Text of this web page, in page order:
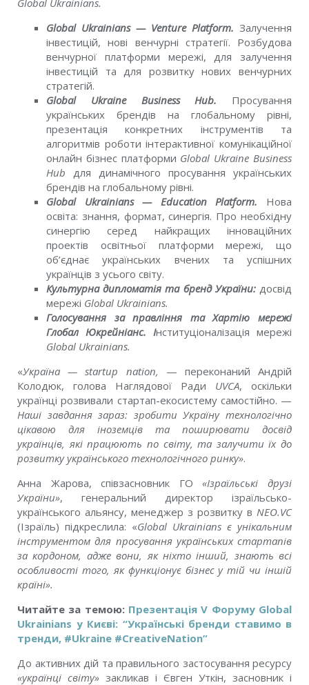
Global Ukrainians.
Global Ukrainians — Venture Platform. Залучення
інвестицій, нові венчурні стратегії. Розбудова
венчурної платформи мережі, для залучення
інвестицій та для розвитку нових венчурних
стратегій.
Global Ukraine Business Hub. Просування
українських брендів на глобальному рівні,
презентація конкретних інструментів та
алгоритмів роботи інтерактивної комунікаційної
онлайн бізнес платформи Global Ukraine Business
Hub для динамічного просування українських
брендів на глобальному рівні.
Global Ukrainians — Education Platform. Нова
освіта: знання, формат, синергія. Про необхідну
синергію серед найкращих інноваційних
проектів освітньої платформи мережі, що
об’єднає українських вчених та успішних
українців з усього світу.
Культурна дипломатія та бренд України:досвід
мережі Global Ukrainians.
Голосування за правління та Хартію мережі
Глобал Юкрейніанс. Інституціоналізація мережі
Global Ukrainians.
«Україна — startup nation, — переконаний Андрій
Колодюк, голова Наглядової Ради UVCA, оскільки
українці розвивали стартап-екосистему самостійно. —
Наші завдання зараз: зробити Україну технологічно
цікавою для іноземців та поширювати досвід
українців, які працюють по світу, та залучити їх до
розвитку українського технологічного ринку».
Анна Жарова, співзасновник ГО«Ізраїльські друзі
України», генеральний директор ізраїльсько-
українського альянсу, менеджер з розвитку в NEO.VC
(Ізраїль) підкреслила: «Global Ukrainians є унікальним
інструментом для просування українських стартапів
за кордоном, адже вони, як ніхто інший, знають всі
особливості того, як функціонує бізнес у тій чи іншій
країні».
Читайте за темою: Презентація V Форуму Global
Ukrainians у Києві: “Українські бренди ставимо в
тренди, #Ukraine #CreativeNation”
До активних дій та правильного застосування ресурсу
«українці світу» закликав і Євген Уткін, засновник і